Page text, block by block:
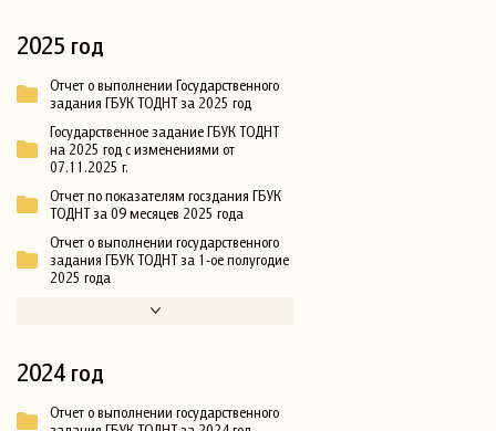
2025 год
Отчет о выполнении Государственного
задания ГБУК ТОДНТ за 2025 год
Государственное задание ГБУК ТОДНТ
на 2025 год с изменениями от
07.11.2025 г.
Отчет по показателям госздания ГБУК
ТОДНТ за 09 месяцев 2025 года
Отчет о выполнении государственного
задания ГБУК ТОДНТ за 1-ое полугодие
2025 года
2024 год
Отчет о выполнении государственного